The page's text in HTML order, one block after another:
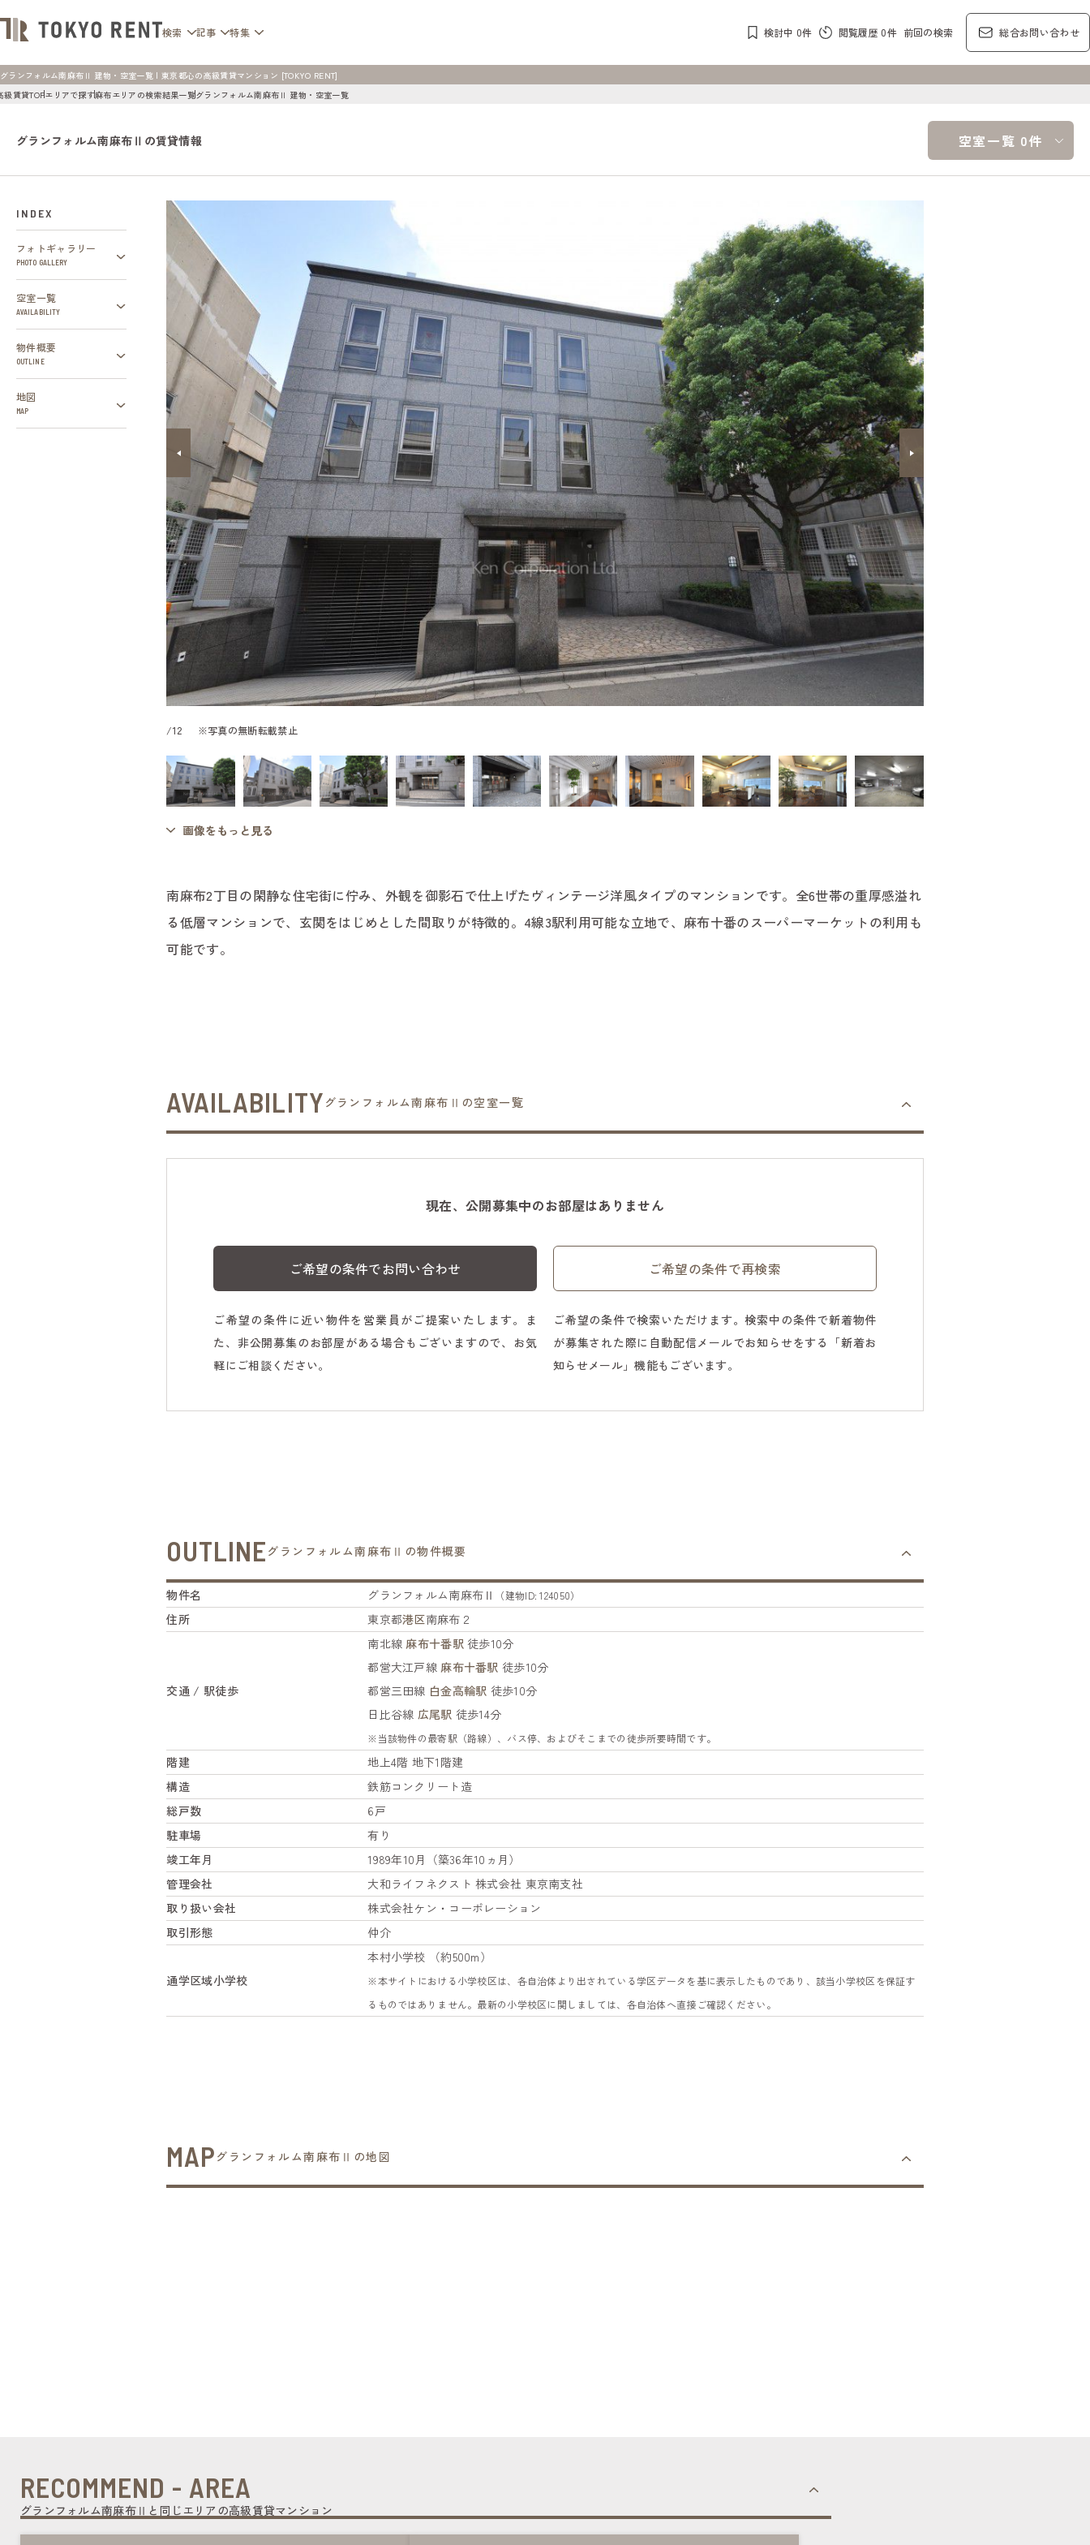
検索 記事 特集 検討中 0件 閲覧履歴 0件 前回の検索 総合お問い合わせ
グランフォルム南麻布Ⅱ 建物・空室一覧 | 東京都心の高級賃貸マンション [TOKYO RENT]
級賃貸TOPエリアで探す麻布エリアの検索結果一覧グランフォルム南麻布Ⅱ 建物・空室一覧
グランフォルム南麻布Ⅱの賃貸情報 空室一覧 0件
INDEX
フォトギャラリー
PHOTO GALLERY
空室一覧
AVAILABILITY
物件概要
OUTLINE
地図
MAP
/12 ※写真の無断転載禁止
画像をもっと見る
南麻布2丁目の閑静な住宅街に佇み、外観を御影石で仕上げたヴィンテージ洋風タイプのマンションです。全6世帯の重厚感溢れ
る低層マンションで、玄関をはじめとした間取りが特徴的。4線3駅利用可能な立地で、麻布十番のスーパーマーケットの利用も
可能です。
AVAILABILITY グランフォルム南麻布Ⅱの空室一覧
現在、公開募集中のお部屋はありません
ご希望の条件でお問い合わせ
ご希望の条件に近い物件を営業員がご提案いたします。ま
た、非公開募集のお部屋がある場合もございますので、お気
軽にご相談ください。
ご希望の条件で再検索
ご希望の条件で検索いただけます。検索中の条件で新着物件
が募集された際に自動配信メールでお知らせをする「新着お
知らせメール」機能もございます。
OUTLINE グランフォルム南麻布Ⅱの物件概要
物件名 グランフォルム南麻布Ⅱ （建物ID: 124050）
住所 東京都港区南麻布２
交通 / 駅徒歩
南北線 麻布十番駅 徒歩10分
都営大江戸線 麻布十番駅 徒歩10分
都営三田線 白金高輪駅 徒歩10分
日比谷線 広尾駅 徒歩14分
※当該物件の最寄駅（路線）、バス停、およびそこまでの徒歩所要時間です。
階建
地上4階 地下1階建
構造
鉄筋コンクリート造
総戸数
6戸
駐車場
有り
竣工年月
1989年10月（築36年10ヵ月）
管理会社
大和ライフネクスト 株式会社 東京南支社
取り扱い会社
株式会社ケン・コーポレーション
取引形態
仲介
通学区域小学校
本村小学校 （約500m）
※本サイトにおける小学校区は、各自治体より出されている学区データを基に表示したものであり、該当小学校区を保証す
るものではありません。最新の小学校区に関しましては、各自治体へ直接ご確認ください。
MAP グランフォルム南麻布Ⅱの地図
RECOMMEND - AREA
グランフォルム南麻布Ⅱと同じエリアの高級賃貸マンション